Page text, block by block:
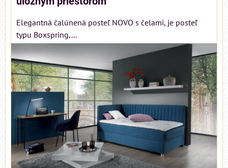
Elegantná čalúnená posteľ NOVO s čelami, je posteľ
typu Boxspring,...